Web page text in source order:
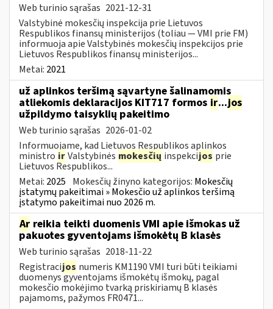
Web turinio sąrašas 2021-12-31
Valstybinė mokesčių inspekcija prie Lietuvos
Respublikos finansų ministerijos (toliau ― VMI prie FM)
informuoja apie Valstybinės mokesčių inspekcijos prie
Lietuvos Respublikos finansų ministerijos...
Metai: 2021
už aplinkos teršimą sąvartyne šalinamomis
atliekomis deklaracijos KIT717 formos ir...jos
užpildymo taisyklių pakeitimo
Web turinio sąrašas 2026-01-02
Informuojame, kad Lietuvos Respublikos aplinkos
ministro irValstybinės mokesčių inspekcijos prie
Lietuvos Respublikos...
Metai: 2025 Mokesčių žinyno kategorijos: Mokesčių
įstatymų pakeitimai » Mokesčio už aplinkos teršimą
įstatymo pakeitimai nuo 2026 m.
Ar reikia teikti duomenis VMI apie išmokas už
pakuotes gyventojams išmokėtų B klasės
Web turinio sąrašas 2018-11-22
Registracijos numeris KM1190 VMI turi būti teikiami
duomenys gyventojams išmokėtų išmokų, pagal
mokesčio mokėjimo tvarką priskiriamų B klasės
pajamoms, pažymos FR0471...